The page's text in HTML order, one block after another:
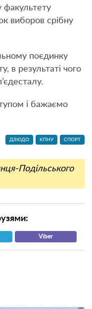
факультету
виборов срібну
поєдинку
в результаті чого
і бажаємо
ДЗЮДО КПНУ СПОРТ
Подільського
Viber